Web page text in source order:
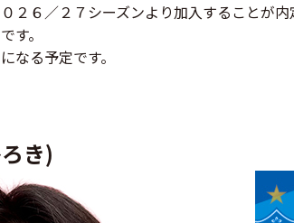
２６／２７シーズンより加入することが内
す。
なる予定です。
き)